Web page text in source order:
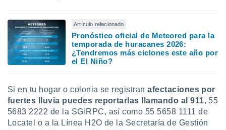
Artículo relacionado
Pronóstico oficial de Meteored para la
temporada de huracanes 2026:
¿Tendremos más ciclones este año por
el El Niño?
Si en tu hogar o colonia se registranafectaciones por
fuertes lluvia puedes reportarlas llamando al 911, 55
5683 2222 de la SGIRPC, así como 55 5658 1111 de
Locatel o a la Línea H2O de la Secretaría de Gestión